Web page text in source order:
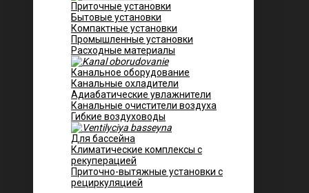
Приточные установки
Бытовые установки
Компактные установки
Промышленные установки
Расходные материалы
Канальное оборудование
Канальные охладители
Адиабатические увлажнители
Канальные очистители воздуха
Гибкие воздуховоды
Для бассейна
Климатические комплексы с
рекуперацией
Приточно-вытяжные установки с
рециркуляцией